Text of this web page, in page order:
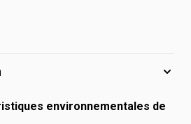
environnementales de